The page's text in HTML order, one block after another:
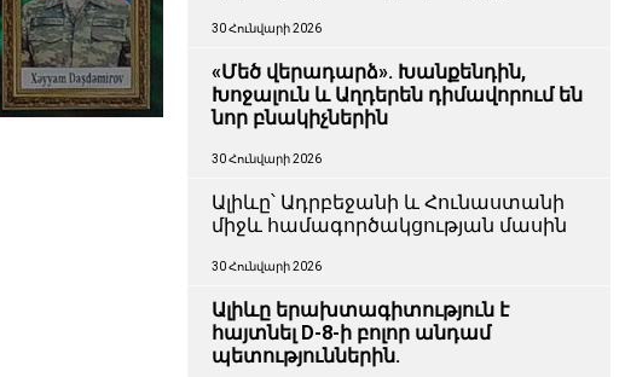
30 Հունվարի 2026
«Մեծ վերադարձ». Խանքենդին,
Խոջալուն և Աղդերեն դիմավորում են
նոր բնակիչներին
30 Հունվարի 2026
Ալիևը՝ Ադրբեջանի և Հունաստանի
միջև համագործակցության մասին
30 Հունվարի 2026
Ալիևը երախտագիտություն է
հայտնել D-8-ի բոլոր անդամ
պետություններին.